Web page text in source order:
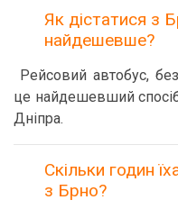
Як дістатися з
найдешевше?
Рейсовий автобус,
це найдешевший
Дніпра.
Скільки годин
з Брно?